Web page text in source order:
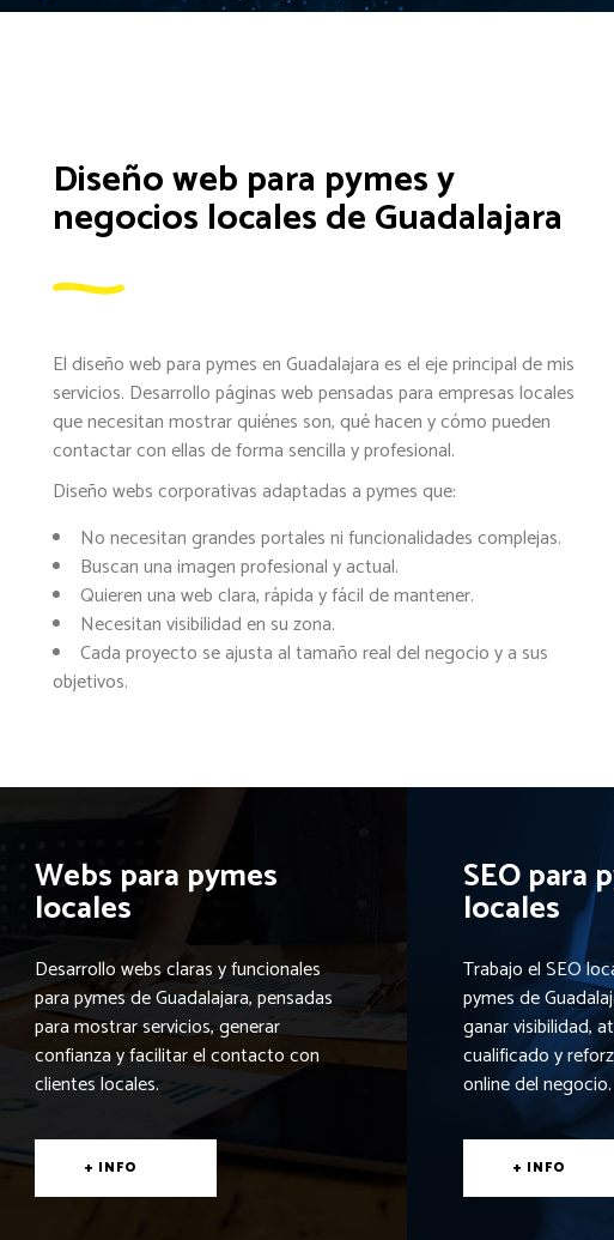
Diseño web para pymes y
negocios locales de Guadalajara
El diseño web para pymes en Guadalajara es el eje principal de mis
servicios. Desarrollo páginas web pensadas para empresas locales
que necesitan mostrar quiénes son, qué hacen y cómo pueden
contactar con ellas de forma sencilla y profesional.
Diseño webs corporativas adaptadas a pymes que:
No necesitan grandes portales ni funcionalidades complejas.
Buscan una imagen profesional y actual.
Quieren una web clara, rápida y fácil de mantener.
Necesitan visibilidad en su zona.
Cada proyecto se ajusta al tamaño real del negocio y a sus
objetivos.
Webs para pymes
locales
Desarrollo webs claras y funcionales
para pymes de Guadalajara, pensadas
para mostrar servicios, generar
confianza y facilitar el contacto con
clientes locales.
+ INFO
SEO para
locales
Trabajo el SEO
pymes de
ganar visibilidad,
cualificado y
online del negocio.
+ INFO